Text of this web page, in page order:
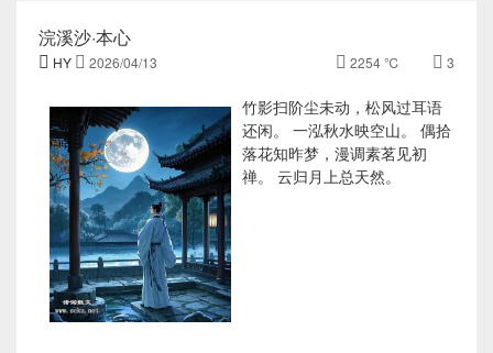
浣溪沙·本心
 HY  2026/04/13  2254 ℃  3
竹影扫阶尘未动，松风过耳语
还闲。 一泓秋水映空山。 偶拾
落花知昨梦，漫调素茗见初
禅。 云归月上总天然。